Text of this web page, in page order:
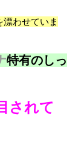
わせていま
特有のしっ
されて